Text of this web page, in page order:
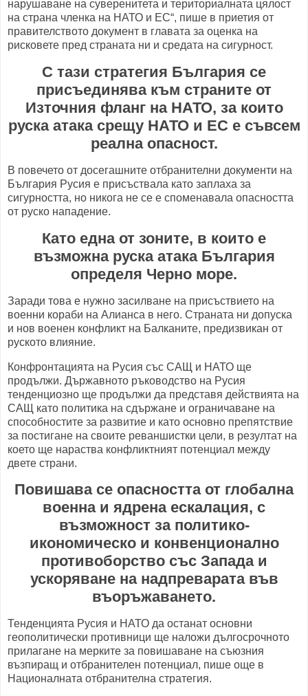
нарушаване на суверенитета и териториалната цялост
на страна членка на НАТО и ЕС“, пише в приетия от
правителството документ в главата за оценка на
рисковете пред страната ни и средата на сигурност.
С тази стратегия България се
присъединява към страните от
Източния фланг на НАТО, за които
руска атака срещу НАТО и ЕС е съвсем
реална опасност.
В повечето от досегашните отбранителни документи на
България Русия е присъствала като заплаха за
сигурността, но никога не се е споменавала опасността
от руско нападение.
Като една от зоните, в които е
възможна руска атака България
определя Черно море.
Заради това е нужно засилване на присъствието на
военни кораби на Алианса в него. Страната ни допуска
и нов военен конфликт на Балканите, предизвикан от
руското влияние.
Конфронтацията на Русия със САЩ и НАТО ще
продължи. Държавното ръководство на Русия
тенденциозно ще продължи да представя действията на
САЩ като политика на сдържане и ограничаване на
способностите за развитие и като основно препятствие
за постигане на своите реваншистки цели, в резултат на
което ще нараства конфликтният потенциал между
двете страни.
Повишава се опасността от глобална
военна и ядрена ескалация, с
възможност за политико-
икономическо и конвенционално
противоборство със Запада и
ускоряване на надпреварата във
въоръжаването.
Тенденцията Русия и НАТО да останат основни
геополитически противници ще наложи дългосрочното
прилагане на мерките за повишаване на съюзния
възпиращ и отбранителен потенциал, пише още в
Националната отбранителна стратегия.